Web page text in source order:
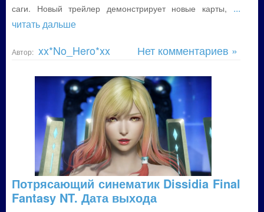
саги. Новый трейлер демонстрирует новые карты, ...
читать дальше
Автор: xx*No_Hero*xx Нет комментариев »
Потрясающий синематик Dissidia Final
Fantasy NT. Дата выхода